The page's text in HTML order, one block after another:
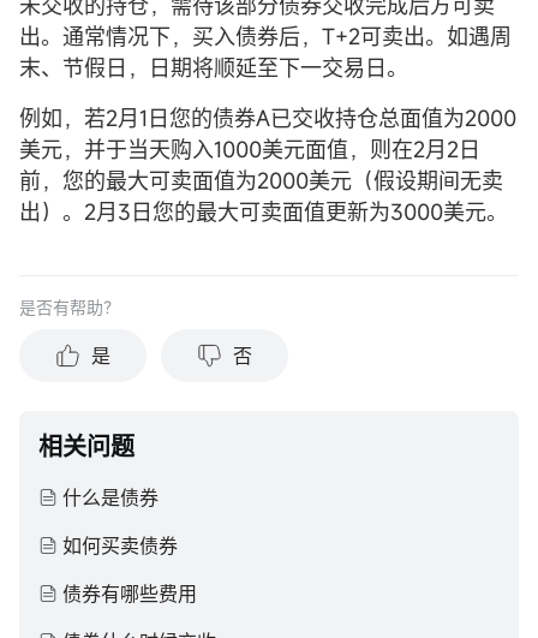
出。通常情况下，买入债券后，T+2可卖出。如遇周
末、节假日，日期将顺延至下一交易日。
例如，若2月1日您的债券A已交收持仓总面值为2000
美元，并于当天购入1000美元面值，则在2月2日
前，您的最大可卖面值为2000美元（假设期间无卖
出）。2月3日您的最大可卖面值更新为3000美元。
是否有帮助？
是 否
相关问题
什么是债券
如何买卖债券
债券有哪些费用